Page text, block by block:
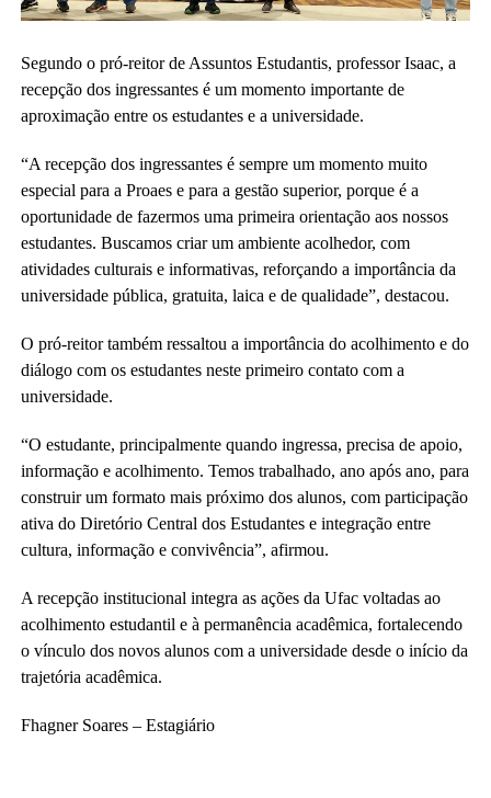
Segundo o pró-reitor de Assuntos Estudantis, professor Isaac, a
recepção dos ingressantes é um momento importante de
aproximação entre os estudantes e a universidade.
“A recepção dos ingressantes é sempre um momento muito
especial para a Proaes e para a gestão superior, porque é a
oportunidade de fazermos uma primeira orientação aos nossos
estudantes. Buscamos criar um ambiente acolhedor, com
atividades culturais e informativas, reforçando a importância da
universidade pública, gratuita, laica e de qualidade”, destacou.
O pró-reitor também ressaltou a importância do acolhimento e do
diálogo com os estudantes neste primeiro contato com a
universidade.
“O estudante, principalmente quando ingressa, precisa de apoio,
informação e acolhimento. Temos trabalhado, ano após ano, para
construir um formato mais próximo dos alunos, com participação
ativa do Diretório Central dos Estudantes e integração entre
cultura, informação e convivência”, afirmou.
A recepção institucional integra as ações da Ufac voltadas ao
acolhimento estudantil e à permanência acadêmica, fortalecendo
o vínculo dos novos alunos com a universidade desde o início da
trajetória acadêmica.
Fhagner Soares – Estagiário